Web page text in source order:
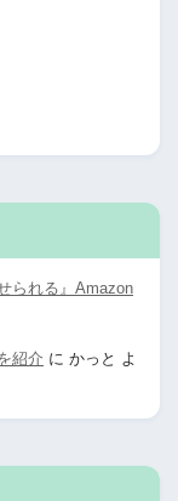
られる』Amazon
紹介 に かっと よ